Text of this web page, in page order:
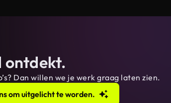
ontdekt.
Dan willen we je werk graag laten zien.
om uitgelicht te worden.